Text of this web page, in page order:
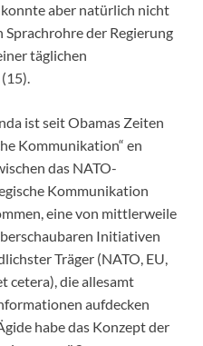
aber natürlich nicht
der Regierung
täglichen
ist seit Obamas Zeiten
Kommunikation“ en
das NATO-
Kommunikation
eine von mittlerweile
Initiativen
Träger (NATO, EU,
cetera), die allesamt
aufdecken
habe das Konzept der